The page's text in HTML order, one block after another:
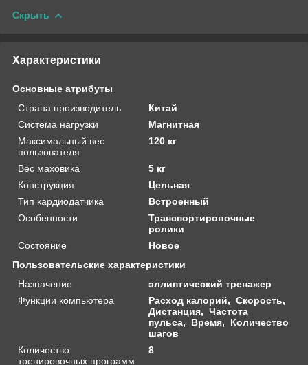
Скрыть
Характеристики
Основные атрибуты
Страна производитель
Китай
Система нагрузки
Магнитная
Максимальный вес
пользователя
120 кг
Вес маховика
5 кг
Конструкция
Цельная
Тип кардиодатчика
Встроенный
Особенности
Транспортировочные
ролики
Состояние
Новое
Пользовательские характеристики
Назначение
эллиптический тренажер
Функции компьютера
Расход калорий, Скорость,
Дистанция, Частота
пульса, Время, Количество
шагов
Количество
тренировочных программ
8